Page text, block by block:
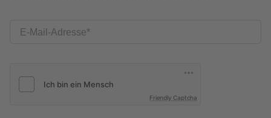
E-Mail-Adresse
Friendly Captcha